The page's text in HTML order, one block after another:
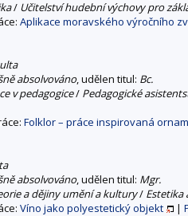
/ Učitelství hudební výchovy pro
Aplikace moravského výročního
absolvováno, udělen titul: Bc.
v pedagogice/ Pedagogické
Folklor – práce inspirovaná
absolvováno, udělen titul: Mgr.
a dějiny umění a kultury/ Estetika
Víno jako polyestetický objekt |